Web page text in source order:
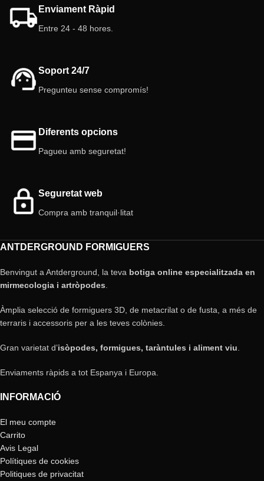
Grandària: 7x4,5 (cm)
Dipòsit: 35 ml (Sistema fàcil de
Tapa: inclosa color vermell
Porta doble: Una porta giratòria
Enviament Ràpid
Entre 24 - 48 hores.
Soport 24/7
Pregunteu sense compromís!
Diferents opcions
Pagueu amb seguretat!
Seguretat web
Compra amb tranquil·litat
ANTDERGROUND FORMIGUERS
Benvingut a Antderground, la teva botiga online especialitzada en
mirmecologia i artròpodes
Àmplia selecció de formiguers 3D, de metacrilat o de fusta, a més de
terraris i accessoris per a les teves colònies.
Gran varietat d’isòpodes, formigues, taràntules i aliment viu
Enviaments ràpids a tot Espanya i Europa.
INFORMACIÓ
El meu compte
Carrito
Avis Legal
Polítiques de cookies
Politiques de privacitat